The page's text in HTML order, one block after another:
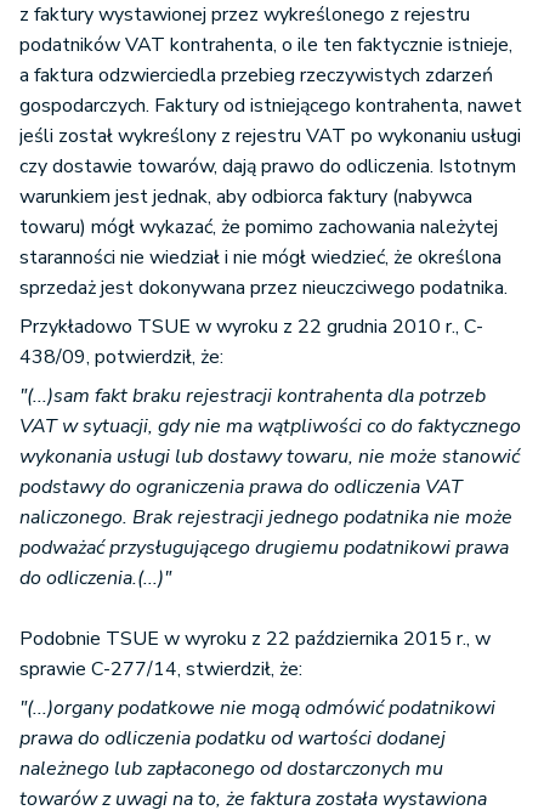
z faktury wystawionej przez wykreślonego z rejestru
podatników VAT kontrahenta, o ile ten faktycznie istnieje,
a faktura odzwierciedla przebieg rzeczywistych zdarzeń
gospodarczych. Faktury od istniejącego kontrahenta, nawet
jeśli został wykreślony z rejestru VAT po wykonaniu usługi
czy dostawie towarów, dają prawo do odliczenia. Istotnym
warunkiem jest jednak, aby odbiorca faktury (nabywca
towaru) mógł wykazać, że pomimo zachowania należytej
staranności nie wiedział i nie mógł wiedzieć, że określona
sprzedaż jest dokonywana przez nieuczciwego podatnika.
Przykładowo TSUE w wyroku z 22 grudnia 2010 r., C-
438/09, potwierdził, że:
"(...)sam fakt braku rejestracji kontrahenta dla potrzeb
VAT w sytuacji, gdy nie ma wątpliwości co do faktycznego
wykonania usługi lub dostawy towaru, nie może stanowić
podstawy do ograniczenia prawa do odliczenia VAT
naliczonego. Brak rejestracji jednego podatnika nie może
podważać przysługującego drugiemu podatnikowi prawa
do odliczenia.(...)"
Podobnie TSUE w wyroku z 22 października 2015 r., w
sprawie C-277/14, stwierdził, że:
"(...)organy podatkowe nie mogą odmówić podatnikowi
prawa do odliczenia podatku od wartości dodanej
należnego lub zapłaconego od dostarczonych mu
towarów z uwagi na to, że faktura została wystawiona